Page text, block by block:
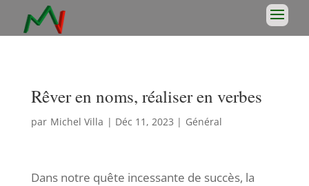
Rêver en noms, réaliser en verbes
par Michel Villa | Déc 11, 2023 | Général
Dans notre quête incessante de succès, la